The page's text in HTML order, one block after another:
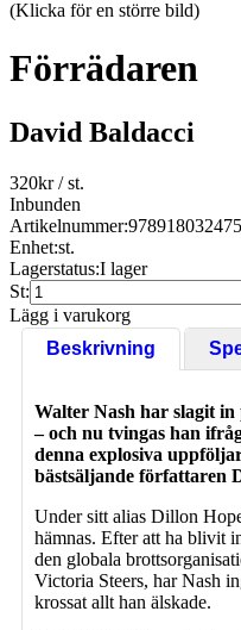
(Klicka för en större bild)
Förrädaren
David Baldacci
320kr/ st.
Inbunden
Artikelnummer:
Enhet:st.
Lagerstatus:I lager
St:
Lägg i varukorg
Beskrivning
Walter Nash har slagit
– och nu tvingas han
denna explosiva
bästsäljande författaren
Under sitt alias Dillon
hämnas. Efter att ha blivit
den globala
Victoria Steers, har Nash
krossat allt han älskade.